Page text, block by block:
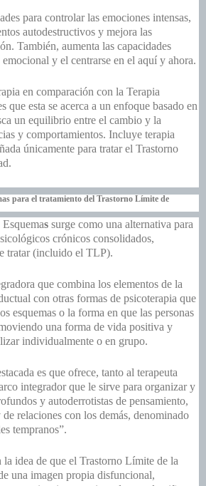
para controlar las emociones intensas,
autodestructivos y mejora las
También, aumenta las capacidades
y el centrarse en el aquí y ahora.
en comparación con la Terapia
que esta se acerca a un enfoque basado en
un equilibrio entre el cambio y la
y comportamientos. Incluye terapia
únicamente para tratar el Trastorno
para el tratamiento del Trastorno Límite de
s surge como una alternativa para
crónicos consolidados,
tratar (incluido el TLP).
que combina los elementos de la
con otras formas de psicoterapia que
esquemas o la forma en que las personas
una forma de vida positiva y
individualmente o en grupo.
es que ofrece, tanto al terapeuta
integrador que le sirve para organizar y
y autoderrotistas de pensamiento,
relaciones con los demás, denominado
tempranos”.
la idea de que el Trastorno Límite de la
una imagen propia disfuncional,